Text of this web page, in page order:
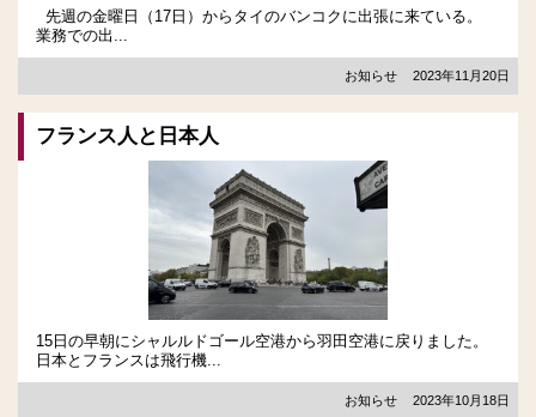
先週の金曜日（17日）からタイのバンコクに出張に来ている。
業務での出...
お知らせ 2023年11月20日
フランス人と日本人
15日の早朝にシャルルドゴール空港から羽田空港に戻りました。
日本とフランスは飛行機...
お知らせ 2023年10月18日